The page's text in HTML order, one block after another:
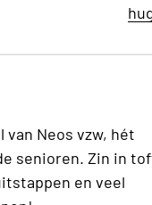
van Neos vzw, hét
senioren. Zin in
en veel